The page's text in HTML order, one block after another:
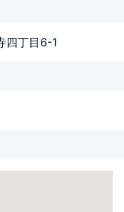
四丁目6-1